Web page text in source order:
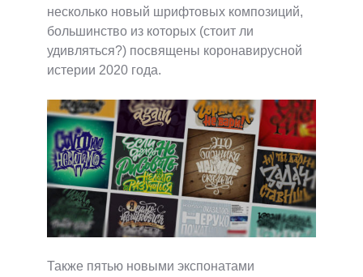
несколько новый шрифтовых композиций,
большинство из которых (стоит ли
удивляться?) посвящены коронавирусной
истерии 2020 года.
Также пятью новыми экспонатами